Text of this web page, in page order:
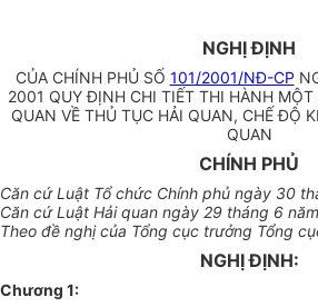
NGHỊ ĐỊNH
CỦA CHÍNH PHỦ SỐ 101/2001/NĐ-CP
2001 QUY ĐỊNH CHI TIẾT THI HÀNH MỘT
QUAN VỀ THỦ TỤC HẢI QUAN, CHẾ ĐỘ
QUAN
CHÍNH PHỦ
Căn cứ Luật Tổ chức Chính phủ ngày 30
Căn cứ Luật Hải quan ngày 29 tháng 6
Theo đề nghị của Tổng cục trưởng Tổng
NGHỊ ĐỊNH:
Chương 1: